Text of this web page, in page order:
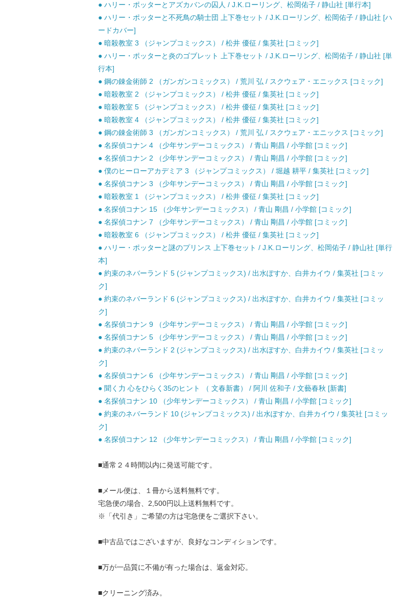
● ハリー・ポッターとアズカバンの囚人 / J.K.ローリング、松岡佑子 / 静山社 [単行本]
● ハリー・ポッターと不死鳥の騎士団 上下巻セット / J.K.ローリング、松岡佑子 / 静山社 [ハ
ードカバー]
● 暗殺教室 3 （ジャンプコミックス） / 松井 優征 / 集英社 [コミック]
● ハリー・ポッターと炎のゴブレット 上下巻セット / J.K.ローリング、松岡佑子 / 静山社 [単
行本]
● 鋼の錬金術師 2 （ガンガンコミックス） / 荒川 弘 / スクウェア・エニックス [コミック]
● 暗殺教室 2 （ジャンプコミックス） / 松井 優征 / 集英社 [コミック]
● 暗殺教室 5 （ジャンプコミックス） / 松井 優征 / 集英社 [コミック]
● 暗殺教室 4 （ジャンプコミックス） / 松井 優征 / 集英社 [コミック]
● 鋼の錬金術師 3 （ガンガンコミックス） / 荒川 弘 / スクウェア・エニックス [コミック]
● 名探偵コナン 4 （少年サンデーコミックス） / 青山 剛昌 / 小学館 [コミック]
● 名探偵コナン 2 （少年サンデーコミックス） / 青山 剛昌 / 小学館 [コミック]
● 僕のヒーローアカデミア 3 （ジャンプコミックス） / 堀越 耕平 / 集英社 [コミック]
● 名探偵コナン 3 （少年サンデーコミックス） / 青山 剛昌 / 小学館 [コミック]
● 暗殺教室 1 （ジャンプコミックス） / 松井 優征 / 集英社 [コミック]
● 名探偵コナン 15 （少年サンデーコミックス） / 青山 剛昌 / 小学館 [コミック]
● 名探偵コナン 7 （少年サンデーコミックス） / 青山 剛昌 / 小学館 [コミック]
● 暗殺教室 6 （ジャンプコミックス） / 松井 優征 / 集英社 [コミック]
● ハリー・ポッターと謎のプリンス 上下巻セット / J.K.ローリング、松岡佑子 / 静山社 [単行
本]
● 約束のネバーランド 5 (ジャンプコミックス) / 出水ぽすか、白井カイウ / 集英社 [コミッ
ク]
● 約束のネバーランド 6 (ジャンプコミックス) / 出水ぽすか、白井カイウ / 集英社 [コミッ
ク]
● 名探偵コナン 9 （少年サンデーコミックス） / 青山 剛昌 / 小学館 [コミック]
● 名探偵コナン 5 （少年サンデーコミックス） / 青山 剛昌 / 小学館 [コミック]
● 約束のネバーランド 2 (ジャンプコミックス) / 出水ぽすか、白井カイウ / 集英社 [コミッ
ク]
● 名探偵コナン 6 （少年サンデーコミックス） / 青山 剛昌 / 小学館 [コミック]
● 聞く力 心をひらく35のヒント （ 文春新書） / 阿川 佐和子 / 文藝春秋 [新書]
● 名探偵コナン 10 （少年サンデーコミックス） / 青山 剛昌 / 小学館 [コミック]
● 約束のネバーランド 10 (ジャンプコミックス) / 出水ぽすか、白井カイウ / 集英社 [コミッ
ク]
● 名探偵コナン 12 （少年サンデーコミックス） / 青山 剛昌 / 小学館 [コミック]
■通常２４時間以内に発送可能です。
■メール便は、１冊から送料無料です。
宅急便の場合、2,500円以上送料無料です。
※「代引き」ご希望の方は宅急便をご選択下さい。
■中古品ではございますが、良好なコンディションです。
■万が一品質に不備が有った場合は、返金対応。
■クリーニング済み。